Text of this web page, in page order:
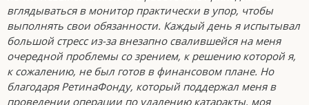
вглядываться в монитор практически в упор, чтобы
выполнять свои обязанности. Каждый день я испытывал
большой стресс из-за внезапно свалившейся на меня
очередной проблемы со зрением, к решению которой я,
к сожалению, не был готов в финансовом плане. Но
благодаря РетинаФонду, который поддержал меня в
проведении операции по удалению катаракты, моя